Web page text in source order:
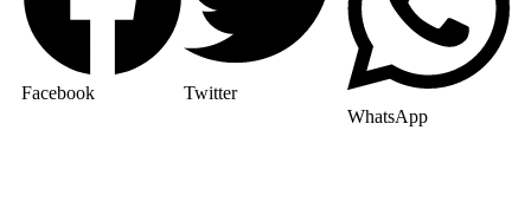
Facebook
Twitter
WhatsApp